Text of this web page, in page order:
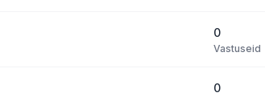
0
Vastuseid
0